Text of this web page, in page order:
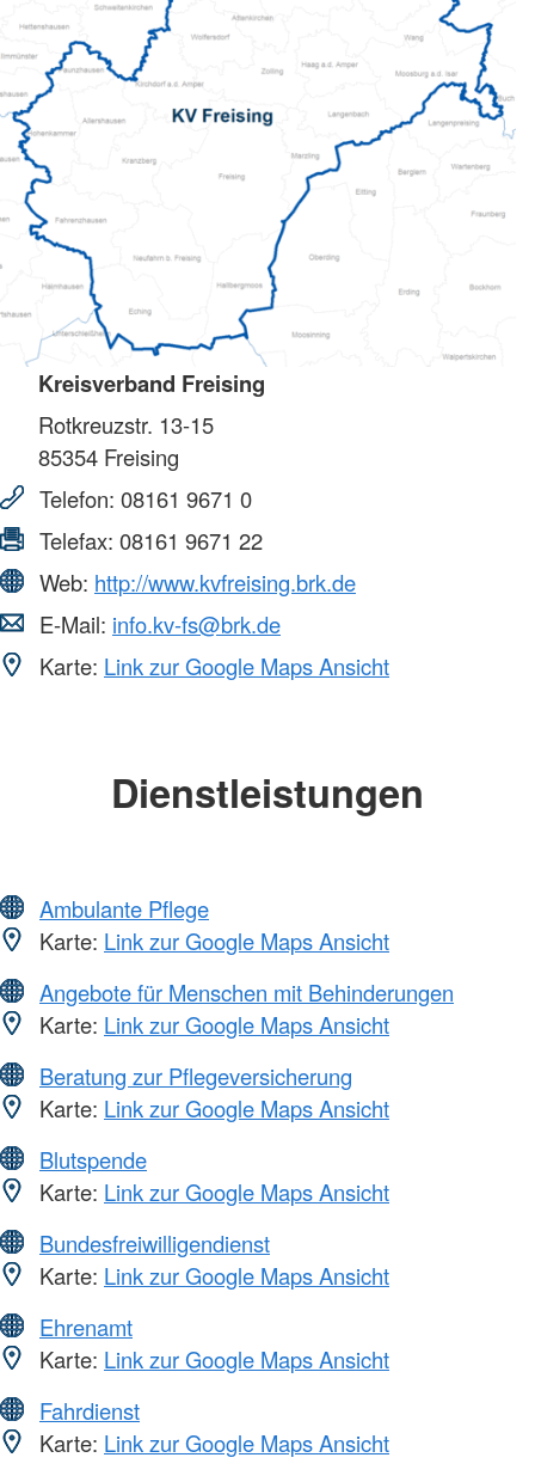
Kreisverband Freising
Rotkreuzstr. 13-15
85354 Freising
Telefon: 08161 9671 0
Telefax: 08161 9671 22
Web: http://www.kvfreising.brk.de
E-Mail: info.kv-fs@brk.de
Karte: Link zur Google Maps Ansicht
Dienstleistungen
Ambulante Pflege
Karte: Link zur Google Maps Ansicht
Angebote für Menschen mit Behinderungen
Karte: Link zur Google Maps Ansicht
Beratung zur Pflegeversicherung
Karte: Link zur Google Maps Ansicht
Blutspende
Karte: Link zur Google Maps Ansicht
Bundesfreiwilligendienst
Karte: Link zur Google Maps Ansicht
Ehrenamt
Karte: Link zur Google Maps Ansicht
Fahrdienst
Karte: Link zur Google Maps Ansicht